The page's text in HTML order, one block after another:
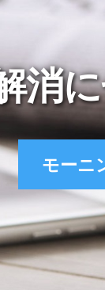
消
モーニ